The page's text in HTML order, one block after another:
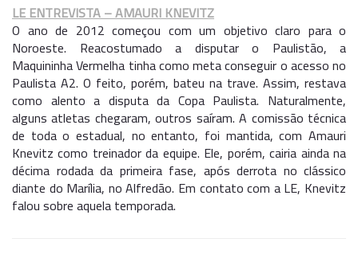
LE ENTREVISTA – AMAURI KNEVITZ
O ano de 2012 começou com um objetivo claro para o
Noroeste. Reacostumado a disputar o Paulistão, a
Maquininha Vermelha tinha como meta conseguir o acesso no
Paulista A2. O feito, porém, bateu na trave. Assim, restava
como alento a disputa da Copa Paulista. Naturalmente,
alguns atletas chegaram, outros saíram. A comissão técnica
de toda o estadual, no entanto, foi mantida, com Amauri
Knevitz como treinador da equipe. Ele, porém, cairia ainda na
décima rodada da primeira fase, após derrota no clássico
diante do Marília, no Alfredão. Em contato com a LE, Knevitz
falou sobre aquela temporada.